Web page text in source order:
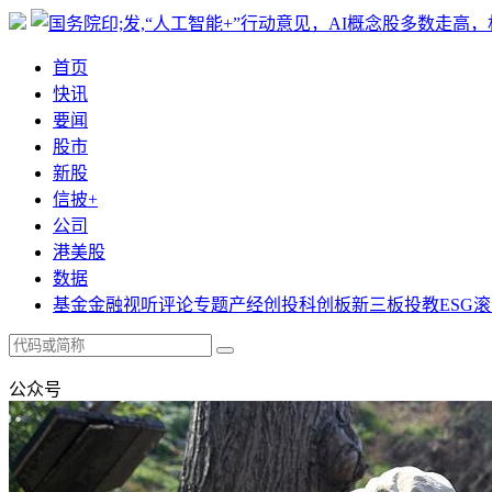
首页
快讯
要闻
股市
新股
信披+
公司
港美股
数据
基金金融视听评论专题产经创投科创板新三板投教ESG
公众号